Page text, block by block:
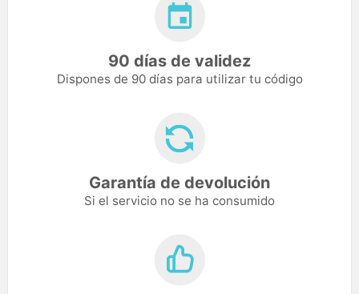
90 días de validez
Dispones de 90 días para utilizar tu código
Garantía de devolución
Si el servicio no se ha consumido